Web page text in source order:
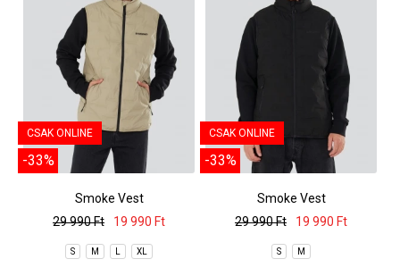
CSAK ONLINE
-33%
Smoke Vest
29 990 Ft
19 990 Ft
S M L XL
CSAK ONLINE
-33%
Smoke Vest
29 990 Ft
19 990 Ft
S M